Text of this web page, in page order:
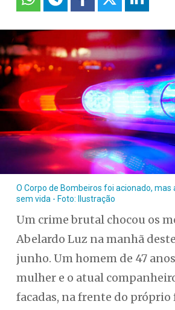
O Corpo de Bombeiros foi acionado,
sem vida - Foto: Ilustração
Um crime brutal chocou os
Abelardo Luz na manhã
junho. Um homem de 47
mulher e o atual
facadas, na frente do